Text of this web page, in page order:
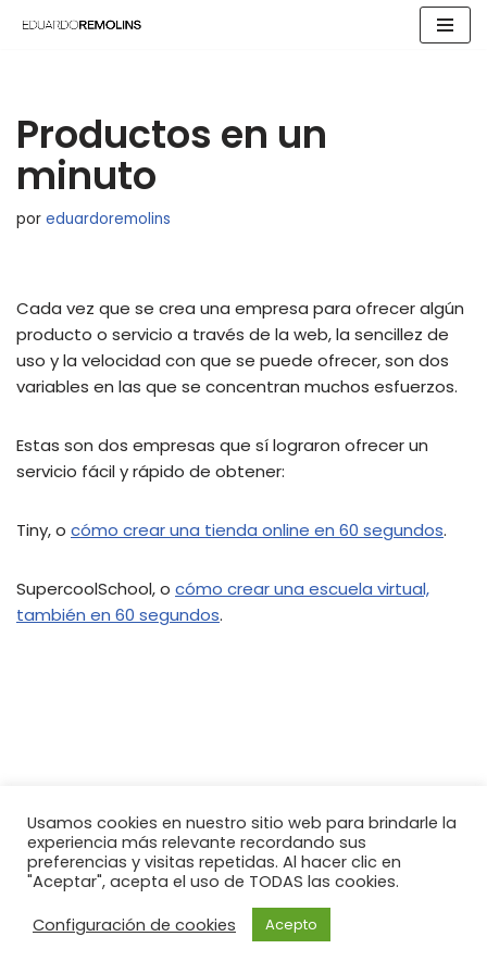
Productos en un
minuto
por eduardoremolins
Cada vez que se crea una empresa para ofrecer algún
producto o servicio a través de la web, la sencillez de
uso y la velocidad con que se puede ofrecer, son dos
variables en las que se concentran muchos esfuerzos.
Estas son dos empresas que sí lograron ofrecer un
servicio fácil y rápido de obtener:
Tiny, o cómo crear una tienda online en 60 segundos.
SupercoolSchool, o cómo crear una escuela virtual,
también en 60 segundos.
Usamos cookies en nuestro sitio web para brindarle la
experiencia más relevante recordando sus
preferencias y visitas repetidas. Al hacer clic en
"Aceptar", acepta el uso de TODAS las cookies.
Configuración de cookies
Acepto